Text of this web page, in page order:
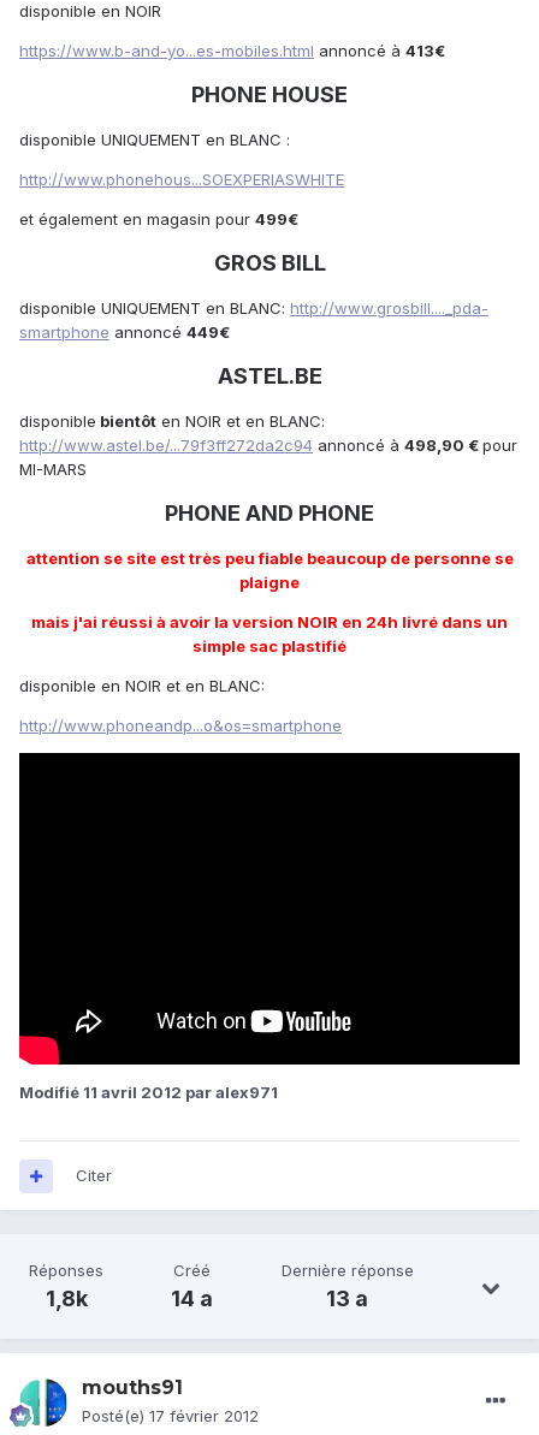
disponible en NOIR
https://www.b-and-yo...es-mobiles.html annoncé à 413€
PHONE HOUSE
disponible UNIQUEMENT en BLANC :
http://www.phonehous...SOEXPERIASWHITE
et également en magasin pour 499€
GROS BILL
disponible UNIQUEMENT en BLANC: http://www.grosbill...._pda-
smartphone annoncé 449€
ASTEL.BE
disponible bientôt en NOIR et en BLANC:
http://www.astel.be/...79f3ff272da2c94 annoncé à 498,90 €pour
MI-MARS
PHONE AND PHONE
attention se site est très peu fiable beaucoup de personne se
plaigne
mais j'ai réussi à avoir la version NOIR en 24h livré dans un
simple sac plastifié
disponible en NOIR et en BLANC:
http://www.phoneandp...o&os=smartphone
Modifié 11 avril 2012 par alex971
Citer
Réponses
1,8k
Créé
14 a
Dernière réponse
13 a
mouths91
Posté(e) 17 février 2012